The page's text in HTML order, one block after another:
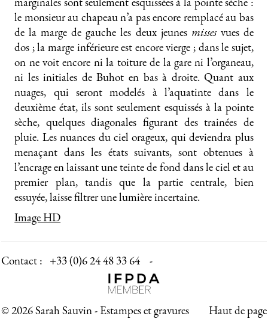
le monsieur au chapeau n’a pas encore remplacé au bas
de la marge de gauche les deux jeunes missesvues de
dos ; la marge inférieure est encore vierge ; dans le sujet,
on ne voit encore ni la toiture de la gare ni l’organeau,
ni les initiales de Buhot en bas à droite. Quant aux
nuages, qui seront modelés à l’aquatinte dans le
deuxième état, ils sont seulement esquissés à la pointe
sèche, quelques diagonales figurant des trainées de
pluie. Les nuances du ciel orageux, qui deviendra plus
menaçant dans les états suivants, sont obtenues à
l’encrage en laissant une teinte de fond dans le ciel et au
premier plan, tandis que la partie centrale, bien
essuyée, laisse filtrer une lumière incertaine.
Image HD
Contact : +33 (0)6 24 48 33 64 -
Haut de page
© 2026 Sarah Sauvin - Estampes et gravures